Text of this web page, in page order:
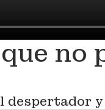
no
despertador